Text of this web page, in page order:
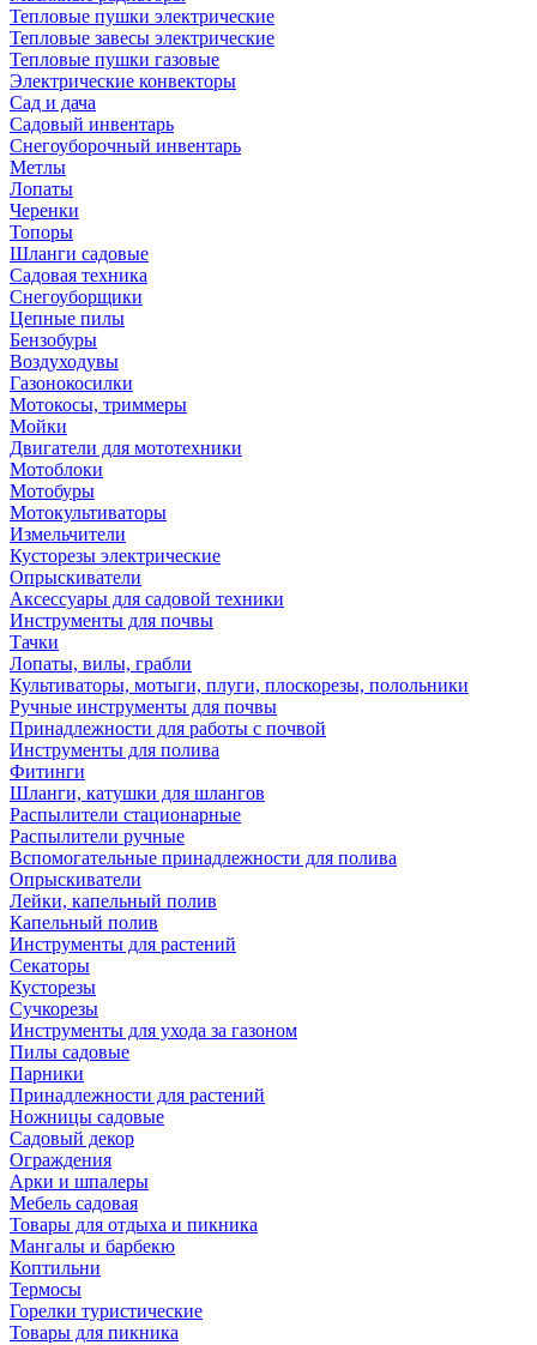
Тепловые пушки электрические
Тепловые завесы электрические
Тепловые пушки газовые
Электрические конвекторы
Сад и дача
Садовый инвентарь
Снегоуборочный инвентарь
Метлы
Лопаты
Черенки
Топоры
Шланги садовые
Садовая техника
Снегоуборщики
Цепные пилы
Бензобуры
Воздуходувы
Газонокосилки
Мотокосы, триммеры
Мойки
Двигатели для мототехники
Мотоблоки
Мотобуры
Мотокультиваторы
Измельчители
Кусторезы электрические
Опрыскиватели
Аксессуары для садовой техники
Инструменты для почвы
Тачки
Лопаты, вилы, грабли
Культиваторы, мотыги, плуги, плоскорезы, полольники
Ручные инструменты для почвы
Принадлежности для работы с почвой
Инструменты для полива
Фитинги
Шланги, катушки для шлангов
Распылители стационарные
Распылители ручные
Вспомогательные принадлежности для полива
Опрыскиватели
Лейки, капельный полив
Капельный полив
Инструменты для растений
Секаторы
Кусторезы
Сучкорезы
Инструменты для ухода за газоном
Пилы садовые
Парники
Принадлежности для растений
Ножницы садовые
Садовый декор
Ограждения
Арки и шпалеры
Мебель садовая
Товары для отдыха и пикника
Мангалы и барбекю
Коптильни
Термосы
Горелки туристические
Товары для пикника